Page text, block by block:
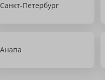
Санкт-Петербург
Анапа